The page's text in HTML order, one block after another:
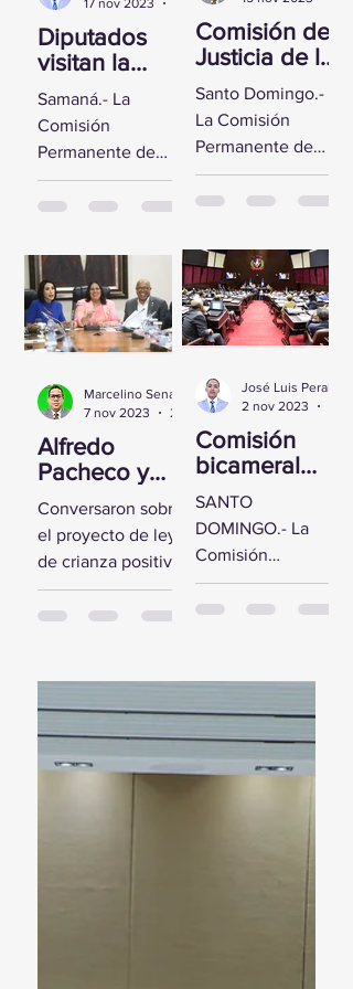
Diputados
visitan la
Fortaleza de
Santa
Bárbara de
Samaná
Samaná.- La
Comisión
Permanente de
Derechos
Humanos de la
Diputados visitó la
Fortaleza de Santa
Bárbara de
Samaná, a fin de...
Comisión de
Justicia de la
CD se reúne
con Yeni
Berenice
Reynoso
Santo Domingo.-
La Comisión
Permanente de
Justicia de la
Cámara de
un encuentro con
la Directora de
Persecución del...
Alfredo
Pacheco y
comisión de
diputados
reciben a la
Primera
Dama
Conversaron sobre
el proyecto de ley
de crianza positiva
SANTO
DOMINGO.- El
Pacheco, junto...
Marcelino Sena
7 nov 2023
Comisión
bicameral
inicia hoy el
estudio del
Presupuesto
General del
Estado 2024
SANTO
DOMINGO.- La
Comisión
Bicameral Especial
iniciará hoy los
proyecto de ley
del Presupuesto
General...
José Luis Peralta
2 nov 2023